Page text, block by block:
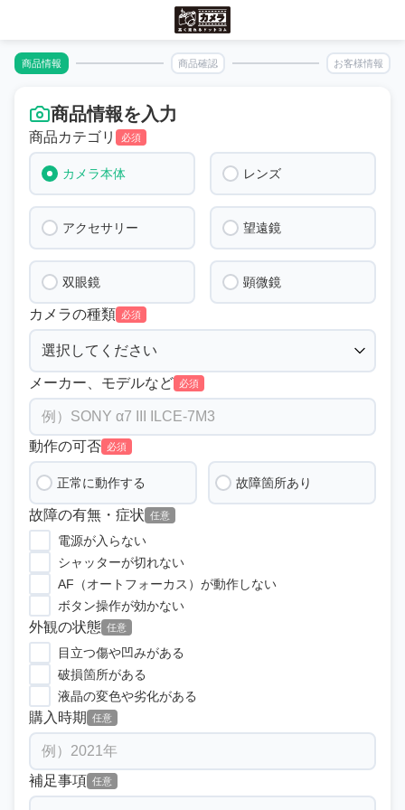
商品情報 商品確認 お客様情報
商品情報を入力
商品カテゴリ 必須
カメラ本体 レンズ
アクセサリー 望遠鏡
双眼鏡 顕微鏡
カメラの種類 必須
メーカー、モデルなど 必須
動作の可否 必須
正常に動作する 故障箇所あり
故障の有無・症状 任意
電源が入らない
シャッターが切れない
AF（オートフォーカス）が動作しない
ボタン操作が効かない
外観の状態 任意
目立つ傷や凹みがある
破損箇所がある
液晶の変色や劣化がある
購入時期 任意
補足事項 任意